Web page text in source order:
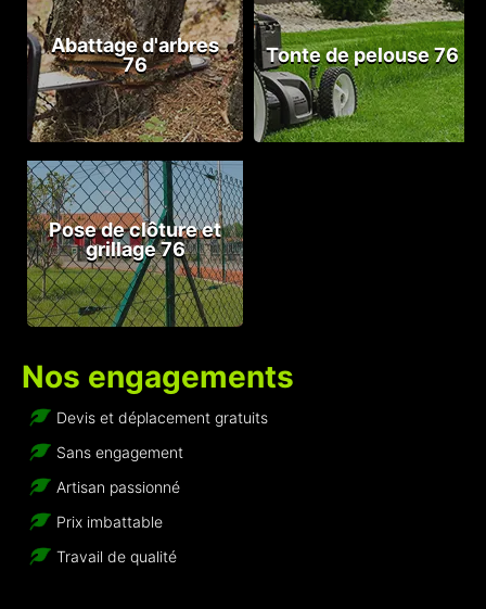
Abattage d'arbres
76
Tonte de pelouse 76
Pose de clôture et
grillage 76
Nos engagements
Devis et déplacement gratuits
Sans engagement
Artisan passionné
Prix imbattable
Travail de qualité